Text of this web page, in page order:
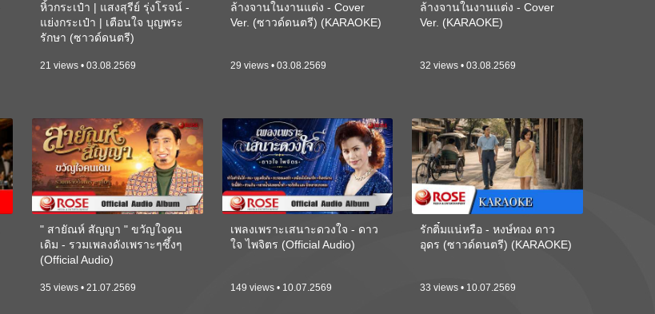
หิ้วกระเป๋า | แสงสุรีย์ รุ่งโรจน์ -
แย่งกระเป๋า | เตือนใจ บุญพระ
รักษา (ซาวด์ดนตรี)
21 views • 03.08.2569
ล้างจานในงานแต่ง - Cover
Ver. (ซาวด์ดนตรี) (KARAOKE)
29 views • 03.08.2569
ล้างจานในงานแต่ง - Cover
Ver. (KARAOKE)
32 views • 03.08.2569
" สายัณห์ สัญญา " ขวัญใจคน
เดิม - รวมเพลงดังเพราะๆซึ้งๆ
(Official Audio)
35 views • 21.07.2569
เพลงเพราะเสนาะดวงใจ - ดาว
ใจ ไพจิตร (Official Audio)
149 views • 10.07.2569
รักติ๋มแน่หรือ - หงษ์ทอง ดาว
อุดร (ซาวด์ดนตรี) (KARAOKE)
33 views • 10.07.2569